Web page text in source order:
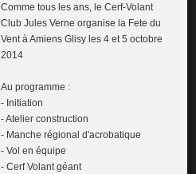
Comme tous les ans, le Cerf-Volant
Club Jules Verne organise la Fete du
Vent à Amiens Glisy les 4 et 5 octobre
2014
Au programme :
- Initiation
- Atelier construction
- Manche régional d'acrobatique
- Vol en équipe
- Cerf Volant géant